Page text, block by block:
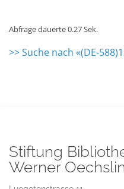
Abfrage dauerte 0.27 Sek.
>> Suche nach «(DE-
Stiftung
Werner Oechslin